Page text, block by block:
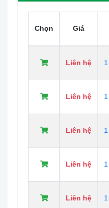
Specification
Main Structure:
Panel Material:
Pre-Filter Depth
Media Type:
Bed Depth (mm):
Chọn Giá
Liên hệ
Liên hệ
Liên hệ
Liên hệ
Liên hệ